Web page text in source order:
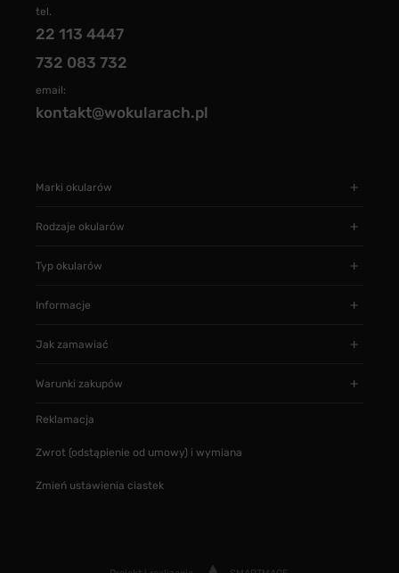
tel.
22 113 4447
732 083 732
email:
kontakt@wokularach.pl
Marki okularów
Rodzaje okularów
Typ okularów
Informacje
Jak zamawiać
Warunki zakupów
Reklamacja
Zwrot (odstąpienie od umowy) i wymiana
Zmień ustawienia ciastek